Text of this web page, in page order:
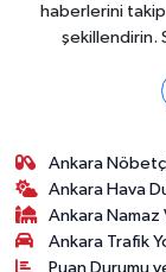
haberlerini
şekillendirin.
Ankara
Ankara Hava
Ankara Namaz
Ankara Trafik
Puan Durumu